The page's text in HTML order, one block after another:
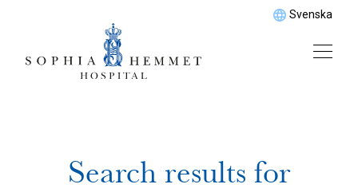
Svenska
Search results for